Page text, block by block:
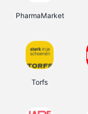
PharmaMarket
Torfs